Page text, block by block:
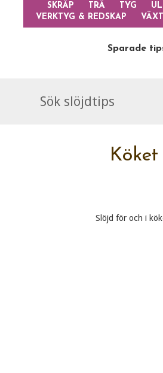
SKRÄP
TRÄ TYG
VERKTYG & REDSKAP
Sparade
Köket
Slöjd för och i